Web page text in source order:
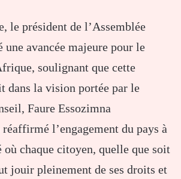
le président de l’Assemblée
une avancée majeure pour le
soulignant que cette
dans la vision portée par le
Faure Essozimna
l’engagement du pays à
où chaque citoyen, quelle que soit
jouir pleinement de ses droits et